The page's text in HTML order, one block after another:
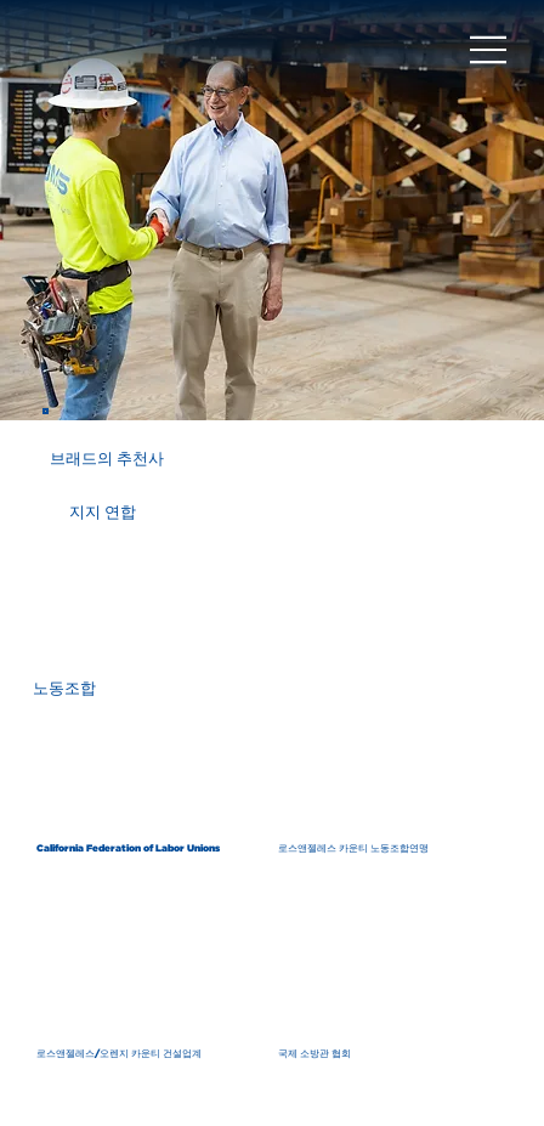
브래드의 추천사
지지 연합
노동조합
California Federation of Labor Unions 로스앤젤레스 카운티 노동조합연맹
로스앤젤레스/오렌지 카운티 건설업계 국제 소방관 협회